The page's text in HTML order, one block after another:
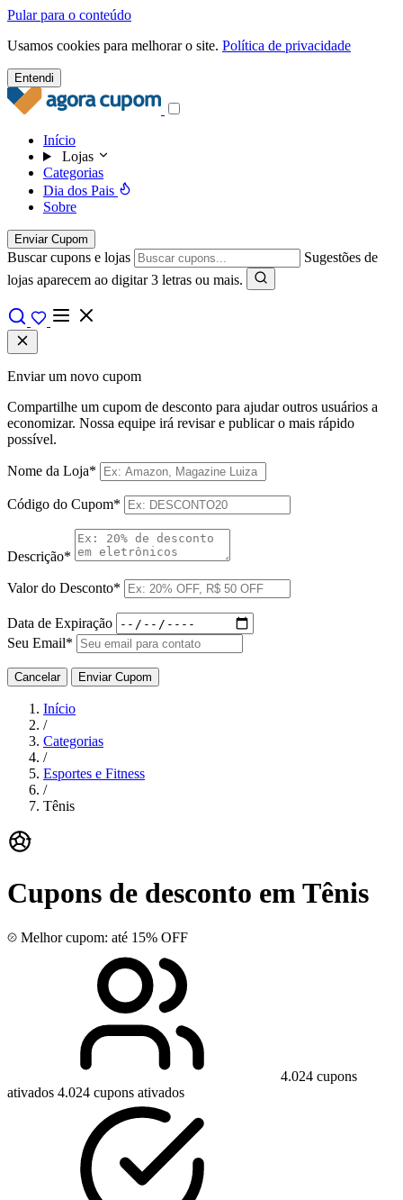
Pular para o conteúdo
Usamos cookies para melhorar o site. Política de privacidade
Entendi
Início
Lojas
Categorias
Dia dos Pais
Sobre
Enviar Cupom
Buscar cupons e lojas
Sugestões de
lojas aparecem ao digitar 3 letras ou mais.
Enviar um novo cupom
Compartilhe um cupom de desconto para ajudar outros usuários a
economizar. Nossa equipe irá revisar e publicar o mais rápido
possível.
Nome da Loja*
Código do Cupom*
Descrição*
Valor do Desconto*
Data de Expiração
Seu Email*
Cancelar Enviar Cupom
Início
/
Categorias
/
Esportes e Fitness
/
Tênis
Cupons de desconto em Tênis
Melhor cupom: até 15% OFF
4.024 cupons
ativados 4.024 cupons ativados